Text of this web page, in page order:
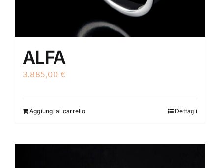
ALFA
3.885,00€
Aggiungi al carrello Dettagli